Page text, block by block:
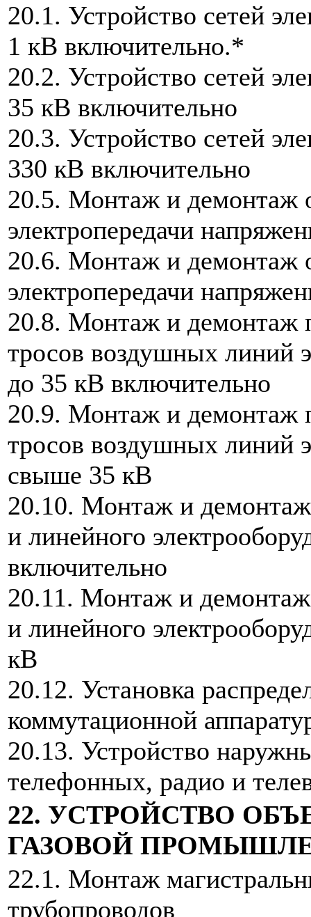
20.1. Устройство сетей
1 кВ включительно.*
20.2. Устройство сетей
35 кВ включительно
20.3. Устройство сетей
330 кВ включительно
20.5. Монтаж и демонтаж
электропередачи
20.6. Монтаж и демонтаж
электропередачи
20.8. Монтаж и демонтаж
тросов воздушных линий
до 35 кВ включительно
20.9. Монтаж и демонтаж
тросов воздушных линий
свыше 35 кВ
20.10. Монтаж и
и линейного
включительно
20.11. Монтаж и
и линейного
кВ
20.12. Установка
коммутационной
20.13. Устройство
телефонных, радио и
22. УСТРОЙСТВО
ГАЗОВОЙ
22.1. Монтаж
трубопроводов